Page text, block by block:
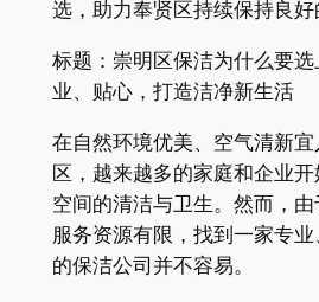
选，助力奉贤区持续保持良好
标题：崇明区保洁为什么要
业、贴心，打造洁净新生活
在自然环境优美、空气清新
区，越来越多的家庭和企业
空间的清洁与卫生。然而，由
服务资源有限，找到一家专
的保洁公司并不容易。